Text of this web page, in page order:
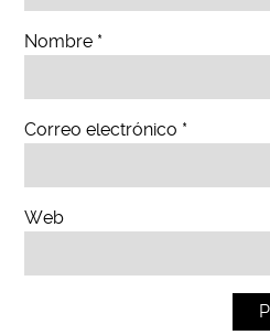
Nombre *
Correo electrónico *
Web